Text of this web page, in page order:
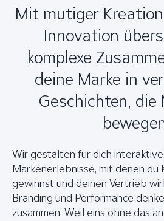
Mit mutiger
Innovation
komplexe
deine Marke in
Geschichten, die
Wir gestalten für dich
Markenerlebnisse, mit denen du
gewinnst und deinen Vertrieb
Branding und Performance
zusammen. Weil eins ohne das